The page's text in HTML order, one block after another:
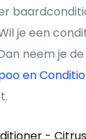
je een
neem je de
en